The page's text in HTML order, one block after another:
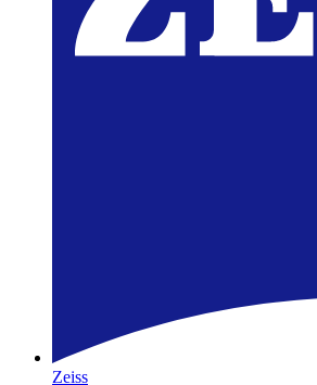
Zeiss